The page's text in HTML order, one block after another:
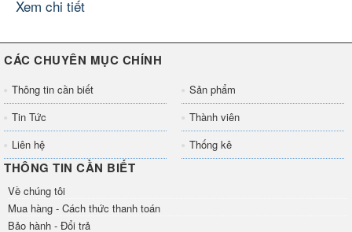
Xem chi tiết
CÁC CHUYÊN MỤC CHÍNH
Thông tin cần biết
Sản phẩm
Tin Tức
Thành viên
Liên hệ
Thống kê
THÔNG TIN CẦN BIẾT
Về chúng tôi
Mua hàng - Cách thức thanh toán
Bảo hành - Đổi trả